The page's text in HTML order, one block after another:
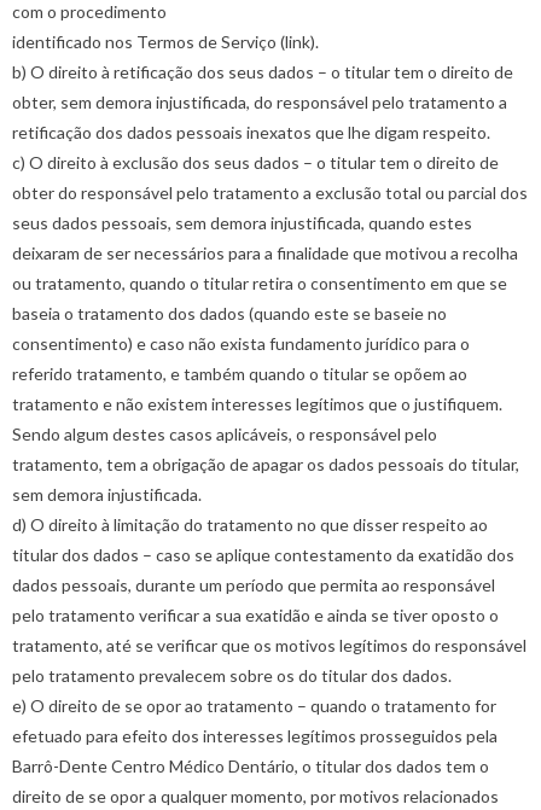
com o procedimento
identificado nos Termos de Serviço (link).
b) O direito à retificação dos seus dados – o titular tem o direito de
obter, sem demora injustificada, do responsável pelo tratamento a
retificação dos dados pessoais inexatos que lhe digam respeito.
c) O direito à exclusão dos seus dados – o titular tem o direito de
obter do responsável pelo tratamento a exclusão total ou parcial dos
seus dados pessoais, sem demora injustificada, quando estes
deixaram de ser necessários para a finalidade que motivou a recolha
ou tratamento, quando o titular retira o consentimento em que se
baseia o tratamento dos dados (quando este se baseie no
consentimento) e caso não exista fundamento jurídico para o
referido tratamento, e também quando o titular se opõem ao
tratamento e não existem interesses legítimos que o justifiquem.
Sendo algum destes casos aplicáveis, o responsável pelo
tratamento, tem a obrigação de apagar os dados pessoais do titular,
sem demora injustificada.
d) O direito à limitação do tratamento no que disser respeito ao
titular dos dados – caso se aplique contestamento da exatidão dos
dados pessoais, durante um período que permita ao responsável
pelo tratamento verificar a sua exatidão e ainda se tiver oposto o
tratamento, até se verificar que os motivos legítimos do responsável
pelo tratamento prevalecem sobre os do titular dos dados.
e) O direito de se opor ao tratamento – quando o tratamento for
efetuado para efeito dos interesses legítimos prosseguidos pela
Barrô-Dente Centro Médico Dentário, o titular dos dados tem o
direito de se opor a qualquer momento, por motivos relacionados